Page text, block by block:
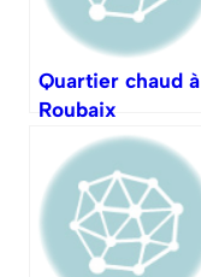
Quartier chaud à
Roubaix